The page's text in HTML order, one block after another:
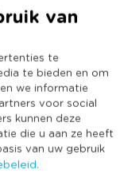
van
te
te bieden en om
we informatie
voor social
kunnen deze
die u aan ze heeft
van uw gebruik
cape.
geen score
128? Schrijf